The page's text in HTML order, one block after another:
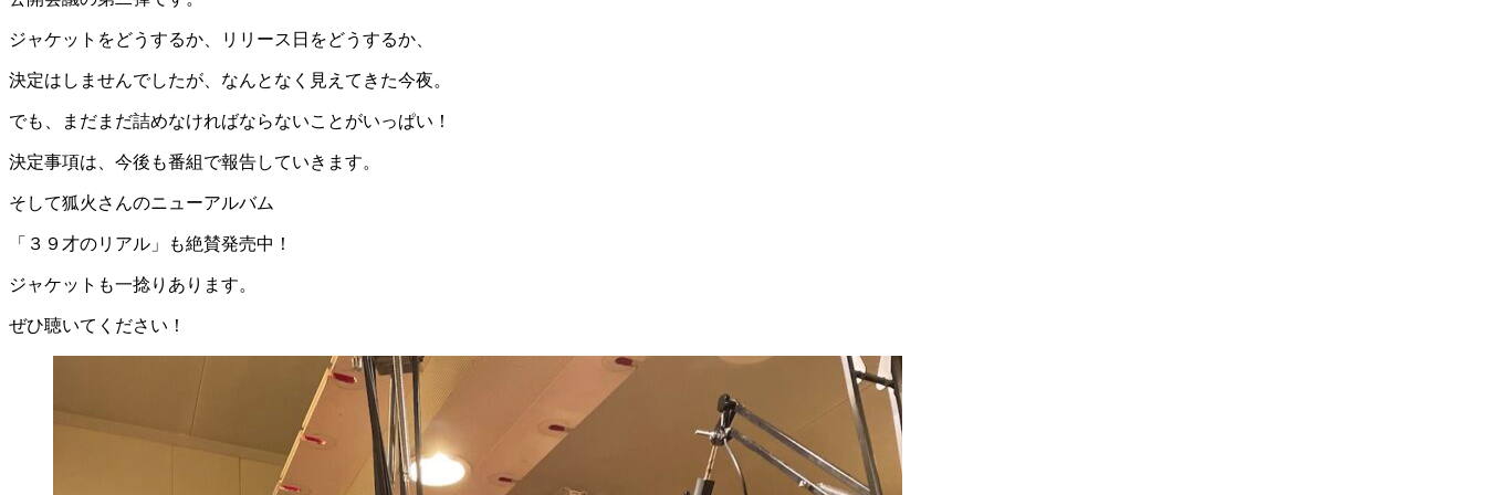
ジャケットをどうするか、リリース日をどうするか、
決定はしませんでしたが、なんとなく見えてきた今夜。
でも、まだまだ詰めなければならないことがいっぱい！
決定事項は、今後も番組で報告していきます。
そして狐火さんのニューアルバム
「３９才のリアル」も絶賛発売中！
ジャケットも一捻りあります。
ぜひ聴いてください！